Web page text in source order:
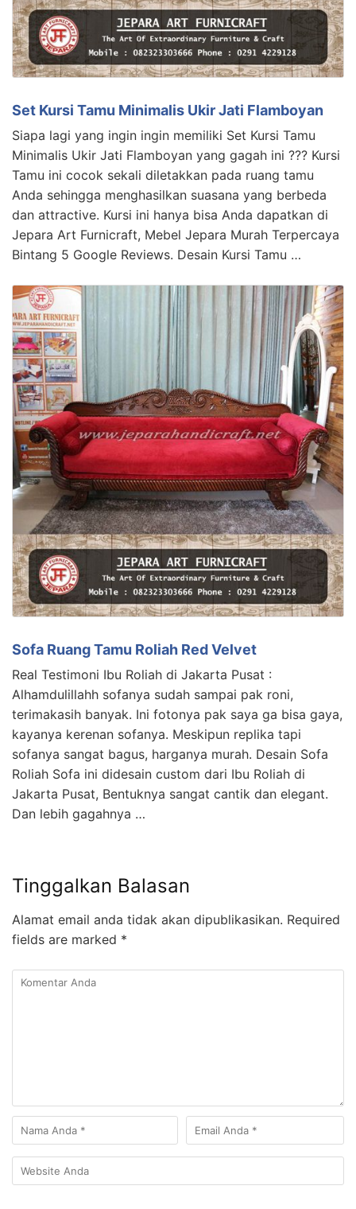
Set Kursi Tamu Minimalis Ukir Jati Flamboyan
Siapa lagi yang ingin ingin memiliki Set Kursi Tamu
Minimalis Ukir Jati Flamboyan yang gagah ini ??? Kursi
Tamu ini cocok sekali diletakkan pada ruang tamu
Anda sehingga menghasilkan suasana yang berbeda
dan attractive. Kursi ini hanya bisa Anda dapatkan di
Jepara Art Furnicraft, Mebel Jepara Murah Terpercaya
Bintang 5 Google Reviews. Desain Kursi Tamu …
Sofa Ruang Tamu Roliah Red Velvet
Real Testimoni Ibu Roliah di Jakarta Pusat :
Alhamdulillahh sofanya sudah sampai pak roni,
terimakasih banyak. Ini fotonya pak saya ga bisa gaya,
kayanya kerenan sofanya. Meskipun replika tapi
sofanya sangat bagus, harganya murah. Desain Sofa
Roliah Sofa ini didesain custom dari Ibu Roliah di
Jakarta Pusat, Bentuknya sangat cantik dan elegant.
Dan lebih gagahnya …
Tinggalkan Balasan
Alamat email anda tidak akan dipublikasikan. Required
fields are marked *